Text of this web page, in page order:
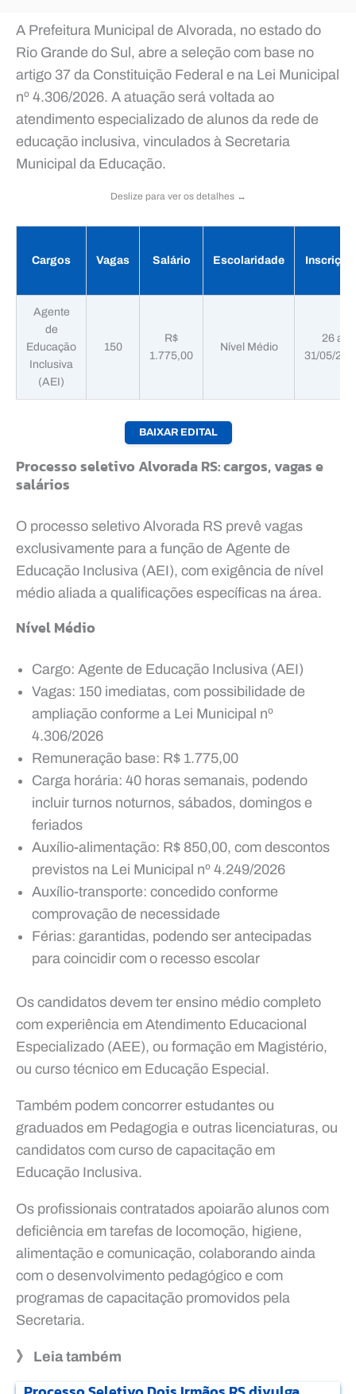
A Prefeitura Municipal de Alvorada, no estado do
Rio Grande do Sul, abre a seleção com base no
artigo 37 da Constituição Federal e na Lei Municipal
nº 4.306/2026. A atuação será voltada ao
atendimento especializado de alunos da rede de
educação inclusiva, vinculados à Secretaria
Municipal da Educação.
Deslize para ver os detalhes ↔️
Cargos Vagas Salário Escolaridade
Agente
de
Educação
Inclusiva
(AEI)
150
R$
1.775,00
Nível Médio
26 a
31/05/
BAIXAR EDITAL
Processo seletivo Alvorada RS: cargos, vagas e
salários
O processo seletivo Alvorada RS prevê vagas
exclusivamente para a função de Agente de
Educação Inclusiva (AEI), com exigência de nível
médio aliada a qualificações específicas na área.
Nível Médio
Cargo: Agente de Educação Inclusiva (AEI)
Vagas: 150 imediatas, com possibilidade de
ampliação conforme a Lei Municipal nº
4.306/2026
Remuneração base: R$ 1.775,00
Carga horária: 40 horas semanais, podendo
incluir turnos noturnos, sábados, domingos e
feriados
Auxílio-alimentação: R$ 850,00, com descontos
previstos na Lei Municipal nº 4.249/2026
Auxílio-transporte: concedido conforme
comprovação de necessidade
Férias: garantidas, podendo ser antecipadas
para coincidir com o recesso escolar
Os candidatos devem ter ensino médio completo
com experiência em Atendimento Educacional
Especializado (AEE), ou formação em Magistério,
ou curso técnico em Educação Especial.
Também podem concorrer estudantes ou
graduados em Pedagogia e outras licenciaturas, ou
candidatos com curso de capacitação em
Educação Inclusiva.
Os profissionais contratados apoiarão alunos com
deficiência em tarefas de locomoção, higiene,
alimentação e comunicação, colaborando ainda
com o desenvolvimento pedagógico e com
programas de capacitação promovidos pela
Secretaria.
》 Leia também